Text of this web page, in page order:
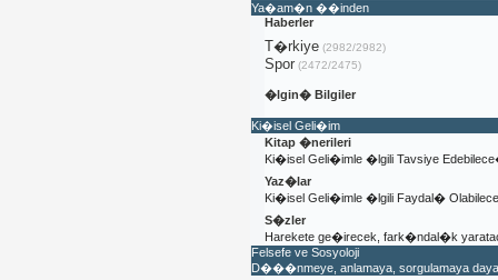
Ya�am�n ��inden
Haberler
T�rkiye(2982/2982)
Spor(2472/2475)
�lgin� Bilgiler
Ki�isel Geli�im
Kitap �nerileri
Ki�isel Geli�imle �lgili Tavsiye
Yaz�lar
Ki�isel Geli�imle �lgili Faydal�
S�zler
Harekete ge�irecek, fark�ndal�k
Felsefe ve Sosyoloji
D���nmeye, anlamaya, sorgulamaya